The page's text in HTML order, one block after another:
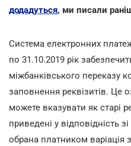
додадуться, ми писали
Система електронних
по 31.10.2019 рік
міжбанківського переказу
заповнення реквізитів. Це
можете вказувати як старі
приведені у відповідність
обрана платником варіація